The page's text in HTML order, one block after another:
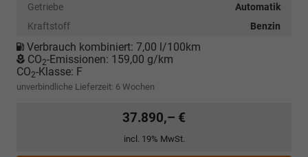
Getriebe
Automatik
Kraftstoff
Benzin
Verbrauch kombiniert: 7,00 l/100km
CO2-Emissionen: 159,00 g/km
CO2-Klasse: F
unverbindliche Lieferzeit: 6 Wochen
37.890,– €
incl. 19% MwSt.